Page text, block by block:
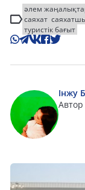
әлем
саяхат
туристік бағыт
Інжу
Автор